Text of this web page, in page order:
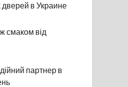
в Украине
смаком від
партнер в